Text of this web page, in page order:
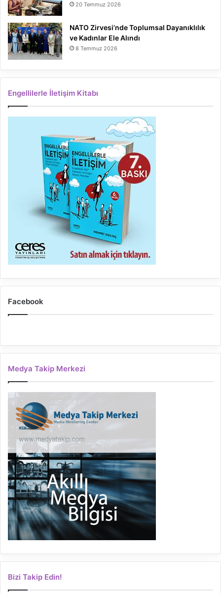
20 Temmuz 2026
NATO Zirvesi’nde Toplumsal Dayanıklılık
ve Kadınlar Ele Alındı
8 Temmuz 2026
Engellilerle İletişim Kitabı
Facebook
Medya Takip Merkezi
Bizi Takip Edin!